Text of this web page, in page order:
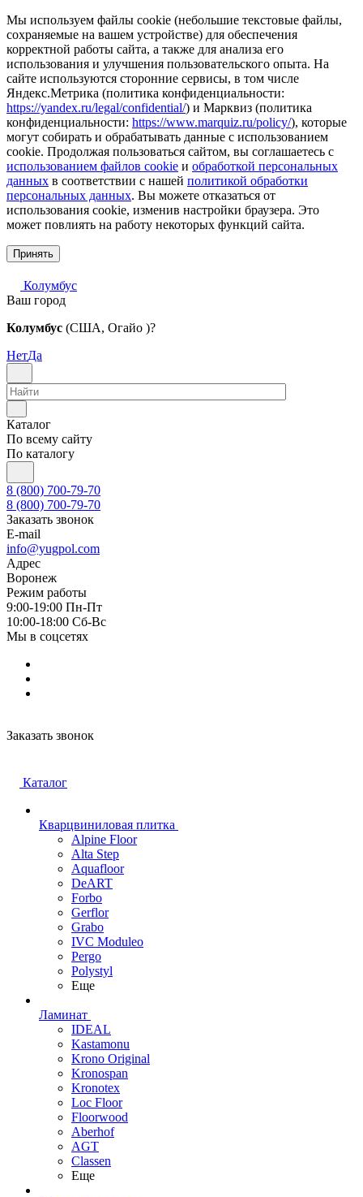
Мы используем файлы cookie (небольшие текстовые файлы,
сохраняемые на вашем устройстве) для обеспечения
корректной работы сайта, а также для анализа его
использования и улучшения пользовательского опыта. На
сайте используются сторонние сервисы, в том числе
Яндекс.Метрика (политика конфиденциальности:
https://yandex.ru/legal/confidential/) и Марквиз (политика
конфиденциальности: https://www.marquiz.ru/policy/), которые
могут собирать и обрабатывать данные с использованием
cookie. Продолжая пользоваться сайтом, вы соглашаетесь с
использованием файлов cookie и обработкой персональных
данных в соответствии с нашей политикой обработки
персональных данных. Вы можете отказаться от
использования cookie, изменив настройки браузера. Это
может повлиять на работу некоторых функций сайта.
Принять
Колумбус
Ваш город
Колумбус (США, Огайо )?
НетДа
Каталог
По всему сайту
По каталогу
8 (800) 700-79-70
8 (800) 700-79-70
Заказать звонок
E-mail
info@yugpol.com
Адрес
Воронеж
Режим работы
9:00-19:00 Пн-Пт
10:00-18:00 Cб-Вс
Мы в соцсетях
Заказать звонок
Каталог
Кварцвиниловая плитка
Alpine Floor
Alta Step
Aquafloor
DeART
Forbo
Gerflor
Grabo
IVC Moduleo
Pergo
Polystyl
Еще
Ламинат
IDEAL
Kastamonu
Krono Original
Kronospan
Kronotex
Loc Floor
Floorwood
Aberhof
AGT
Classen
Еще